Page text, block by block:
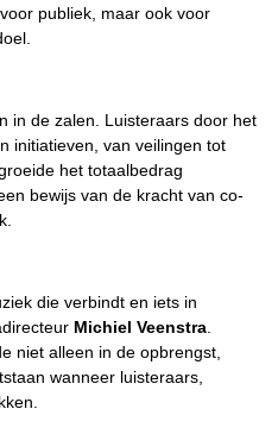
publiek, maar ook voor
in de zalen. Luisteraars door het
initiatieven, van veilingen tot
het totaalbedrag
bewijs van de kracht van co-
die verbindt en iets in
Michiel Veenstra
niet alleen in de opbrengst,
wanneer luisteraars,